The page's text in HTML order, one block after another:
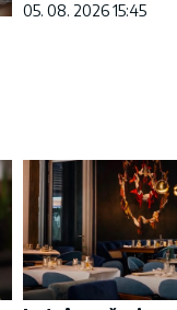
05. 08. 2026 15:45